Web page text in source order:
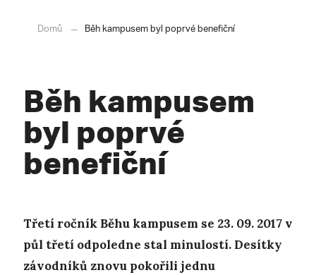
Domů Běh kampusem byl poprvé benefiční
Běh kampusem
byl poprvé
benefiční
Třetí ročník Běhu kampusem se 23. 09. 2017 v
půl třetí odpoledne stal minulostí. Desítky
závodníků znovu pokořili jednu